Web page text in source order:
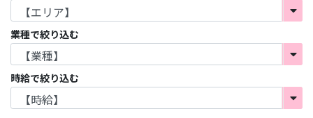
業種で絞り込む
時給で絞り込む